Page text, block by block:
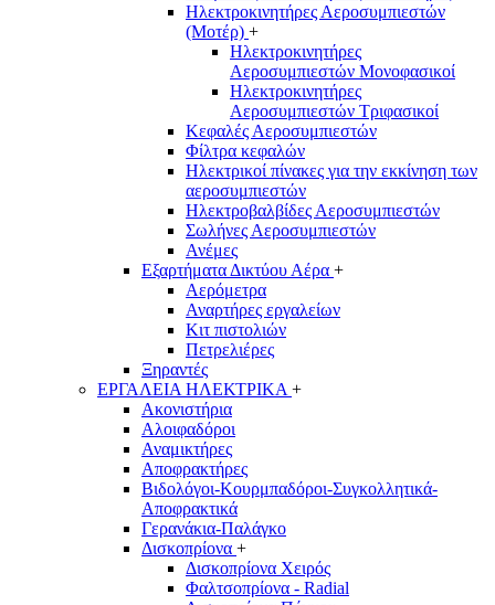
Ηλεκτροκινητήρες Αεροσυμπιεστών
(Μοτέρ) +
Ηλεκτροκινητήρες
Αεροσυμπιεστών Μονοφασικοί
Ηλεκτροκινητήρες
Αεροσυμπιεστών Τριφασικοί
Κεφαλές Αεροσυμπιεστών
Φίλτρα κεφαλών
Ηλεκτρικοί πίνακες για την εκκίνηση των
αεροσυμπιεστών
Ηλεκτροβαλβίδες Αεροσυμπιεστών
Σωλήνες Αεροσυμπιεστών
Ανέμες
Εξαρτήματα Δικτύου Αέρα +
Αερόμετρα
Αναρτήρες εργαλείων
Κιτ πιστολιών
Πετρελιέρες
Ξηραντές
ΕΡΓΑΛΕΙΑ ΗΛΕΚΤΡΙΚΑ +
Ακονιστήρια
Αλοιφαδόροι
Αναμικτήρες
Αποφρακτήρες
Βιδολόγοι-Κουρμπαδόροι-Συγκολλητικά-
Αποφρακτικά
Γερανάκια-Παλάγκο
Δισκοπρίονα +
Δισκοπρίονα Χειρός
Φαλτσοπρίονα - Radial